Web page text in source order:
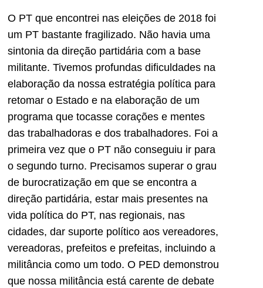
O PT que encontrei nas eleições de 2018 foi
um PT bastante fragilizado. Não havia uma
sintonia da direção partidária com a base
militante. Tivemos profundas dificuldades na
elaboração da nossa estratégia política para
retomar o Estado e na elaboração de um
programa que tocasse corações e mentes
das trabalhadoras e dos trabalhadores. Foi a
primeira vez que o PT não conseguiu ir para
o segundo turno. Precisamos superar o grau
de burocratização em que se encontra a
direção partidária, estar mais presentes na
vida política do PT, nas regionais, nas
cidades, dar suporte político aos vereadores,
vereadoras, prefeitos e prefeitas, incluindo a
militância como um todo. O PED demonstrou
que nossa militância está carente de debate